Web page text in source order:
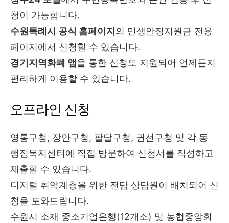
청이 가능합니다.
수원특례시 공식 홈페이지 의 민생안정지원금 전용
페이지에서 신청할 수 있습니다.
경기지역화폐 앱 을 통한 신청도 지원되어 언제든지
편리하게 이용할 수 있습니다.
오프라인 신청
영통구청, 장안구청, 팔달구청, 권선구청 및 각 동
행정복지센터에 직접 방문하여 신청서를 작성하고
제출할 수 있습니다.
디지털 취약계층을 위한 전담 상담원이 배치되어 신
청을 도와드립니다.
수원시 소재 중소기업은행(12개소) 및 농협중앙회